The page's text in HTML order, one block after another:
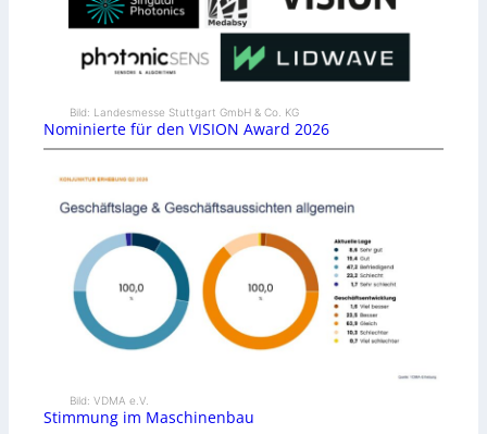
Bild: Landesmesse Stuttgart GmbH & Co. KG
Nominierte für den VISION Award 2026
Bild: VDMA e.V.
Stimmung im Maschinenbau